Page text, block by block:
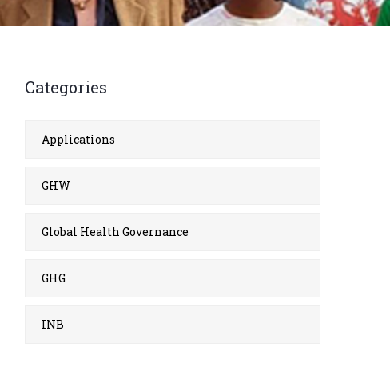
Categories
Applications
GHW
Global Health Governance
GHG
INB